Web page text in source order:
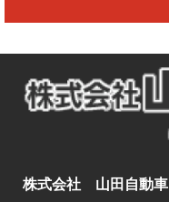
株式会社 山田自動車